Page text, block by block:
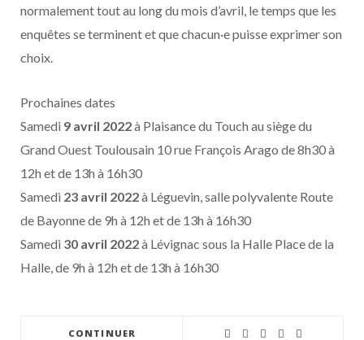
normalement tout au long du mois d’avril, le temps que les
enquêtes se terminent et que chacun·e puisse exprimer son
choix.
Prochaines dates
Samedi 9 avril 2022à Plaisance du Touch au siège du
Grand Ouest Toulousain 10 rue François Arago de 8h30 à
12h et de 13h à 16h30
Samedi 23 avril 2022à Léguevin, salle polyvalente Route
de Bayonne de 9h à 12h et de 13h à 16h30
Samedi 30 avril 2022à Lévignac sous la Halle Place de la
Halle, de 9h à 12h et de 13h à 16h30
CONTINUER